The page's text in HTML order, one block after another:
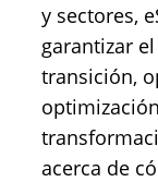
y sectores,
garantizar
transición,
acerca de